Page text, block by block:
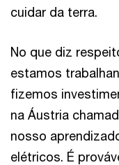
cuidar da terra.
No que diz
estamos
fizemos
na Áustria
nosso
elétricos. É